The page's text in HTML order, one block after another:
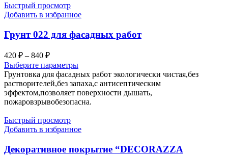
Быстрый просмотр
Добавить в избранное
Грунт 022 для фасадных работ
420 ₽ – 840 ₽Диапазон
цен:
420 ₽
–
840 ₽
Выберите параметры
Грунтовка для фасадных работ экологически чистая,без
растворителей,без запаха,с антисептическим
эффектом,позволяет поверхности дышать,
пожаровзрывобезопасна.
Быстрый просмотр
Добавить в избранное
Декоративное покрытие “DECORAZZA